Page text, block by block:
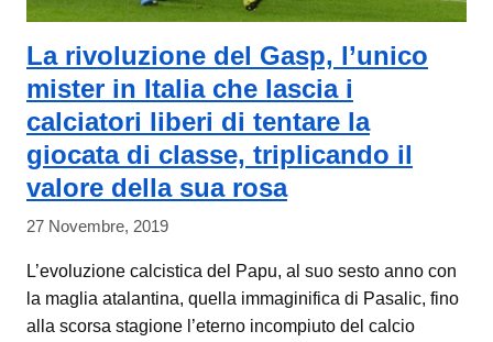
La rivoluzione del Gasp, l’unico
mister in Italia che lascia i
calciatori liberi di tentare la
giocata di classe, triplicando il
valore della sua rosa
27 Novembre, 2019
L’evoluzione calcistica del Papu, al suo sesto anno con
la maglia atalantina, quella immaginifica di Pasalic, fino
alla scorsa stagione l’eterno incompiuto del calcio